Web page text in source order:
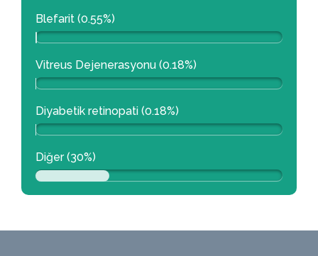
Blefarit (0.55%)
Vitreus Dejenerasyonu (0.18%)
Diyabetik retinopati (0.18%)
Diğer (30%)